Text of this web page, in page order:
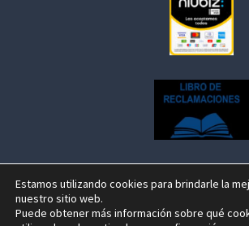
© 2026 Centenario Travel
Estamos utilizando cookies para brindarle la
nuestro sitio web.
Puede obtener más información sobre qué